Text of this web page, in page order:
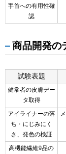
手首への有用性確
認
商品開発
試験表題
健常者の皮膚デー
タ取得
アイライナーの落
ち・にじみにく
さ、発色の検証
高機能繊維9品の